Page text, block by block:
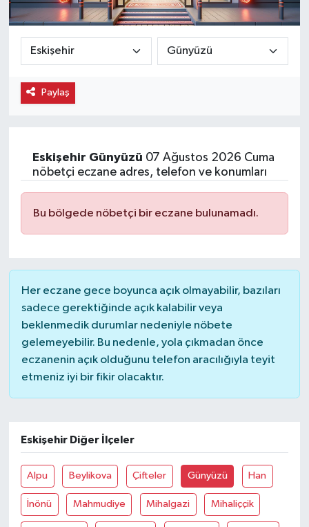
Paylaş
Eskişehir Günyüzü 07 Ağustos 2026 Cuma
nöbetçi eczane adres, telefon ve konumları
Bu bölgede nöbetçi bir eczane bulunamadı.
Her eczane gece boyunca açık olmayabilir, bazıları
sadece gerektiğinde açık kalabilir veya
beklenmedik durumlar nedeniyle nöbete
gelemeyebilir. Bu nedenle, yola çıkmadan önce
eczanenin açık olduğunu telefon aracılığıyla teyit
etmeniz iyi bir fikir olacaktır.
Eskişehir Diğer İlçeler
Alpu Beylikova Çifteler Günyüzü Han
İnönü Mahmudiye Mihalgazi Mihaliççik
Ekonomi
Emlak
Gurme
İlçe Haberleri
Keşfet
Kültür & Sanat
Magazin
Resmi İlanlar
Seri İlan
Siyaset
Sokak Hayvanlarını Sahiplendirme